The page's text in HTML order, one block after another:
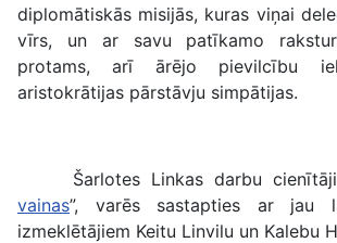
diplomātiskās misijās, kuras viņai
vīrs, un ar savu patīkamo
protams, arī ārējo pievilcību
aristokrātijas pārstāvju simpātijas.
Šarlotes Linkas darbu
vainas”, varēs sastapties ar jau
izmeklētājiem Keitu Linvilu un Kalebu